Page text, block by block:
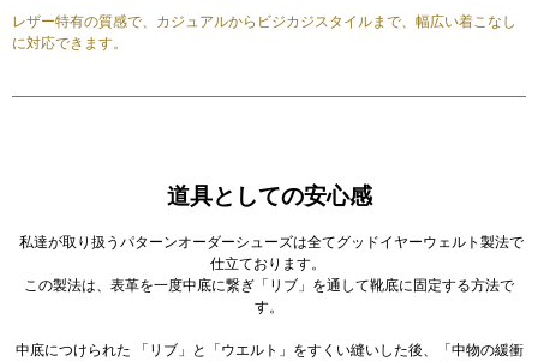
レザー特有の質感で、カジュアルからビジカジスタイルまで、幅広い着こなし
に対応できます。
道具としての安心感
私達が取り扱うパターンオーダーシューズは全てグッドイヤーウェルト製法で
仕立ております。
この製法は、表革を一度中底に繋ぎ「リブ」を通して靴底に固定する方法で
す。
中底につけられた 「リブ」と「ウエルト」をすくい縫いした後、「中物の緩衝